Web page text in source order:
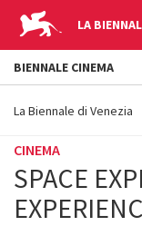
LA
YOUR
ARE
La Biennale di Venezia
CINEMA
SPACE
BIENNALE CINEMA